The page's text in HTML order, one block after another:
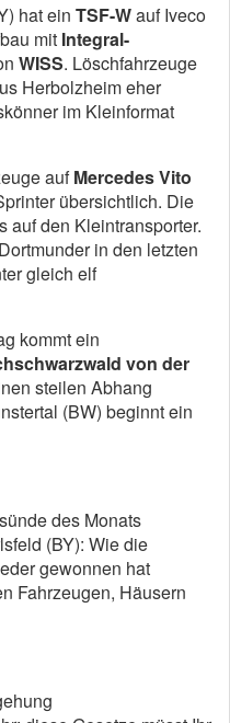
hat ein TSF-Wauf Iveco
mit Integral-
WISS. Löschfahrzeuge
Herbolzheim eher
im Kleinformat
aufMercedes Vito
übersichtlich. Die
auf den Kleintransporter.
in den letzten
gleich elf
kommt ein
von der
steilen Abhang
(BW) beginnt ein
des Monats
(BY): Wie die
gewonnen hat
Fahrzeugen, Häusern